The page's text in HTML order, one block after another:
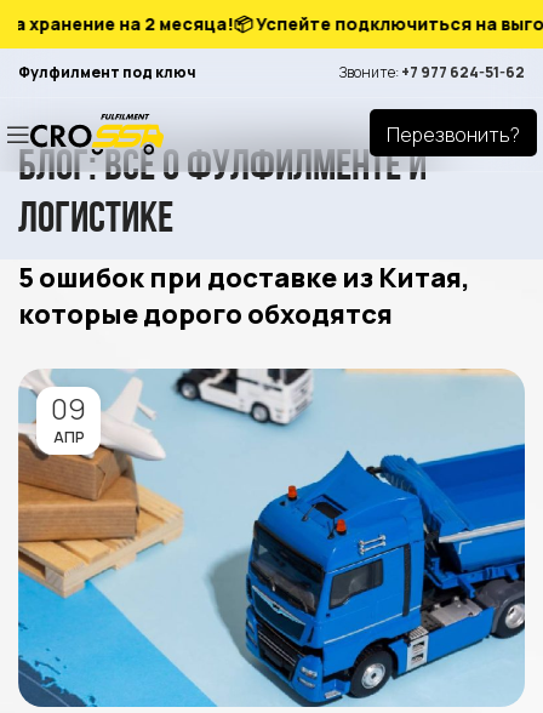
Фулфилмент под ключ Звоните:+7 977 624-51-62
Перезвонить?
Блог: всё о фулфилменте и
логистике
5 ошибок при доставке из Китая,
которые дорого обходятся
09
АПР
хранение на 2 месяца!📦 Успейте подключиться на